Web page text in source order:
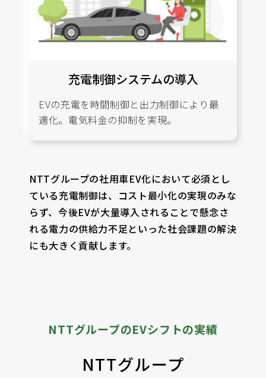
充電制御システムの導入
EVの充電を時間制御と出力制御により最
適化。電気料金の抑制を実現。
NTTグループの社用車EV化において必須とし
ている充電制御は、コスト最小化の実現のみな
らず、 今後EVが大量導入されることで懸念さ
れる電力の供給力不足といった社会課題の解決
にも大きく貢献します。
NTTグループのEVシフトの実績
NTTグループ